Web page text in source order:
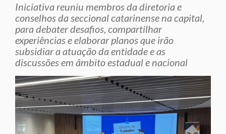
Iniciativa reuniu membros da diretoria e
conselhos da seccional catarinense na capital,
para debater desafios, compartilhar
experiências e elaborar planos que irão
subsidiar a atuação da entidade e as
discussões em âmbito estadual e nacional